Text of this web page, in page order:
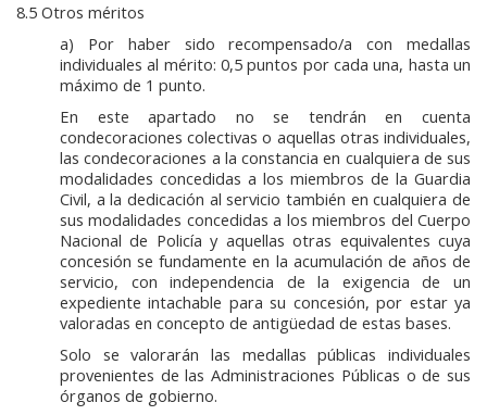
8.5 Otros méritos
a) Por haber sido recompensado/a con medallas
individuales al mérito: 0,5 puntos por cada una, hasta un
máximo de 1 punto.
En este apartado no se tendrán en cuenta
condecoraciones colectivas o aquellas otras individuales,
las condecoraciones a la constancia en cualquiera de sus
modalidades concedidas a los miembros de la Guardia
Civil, a la dedicación al servicio también en cualquiera de
sus modalidades concedidas a los miembros del Cuerpo
Nacional de Policía y aquellas otras equivalentes cuya
concesión se fundamente en la acumulación de años de
servicio, con independencia de la exigencia de un
expediente intachable para su concesión, por estar ya
valoradas en concepto de antigüedad de estas bases.
Solo se valorarán las medallas públicas individuales
provenientes de las Administraciones Públicas o de sus
órganos de gobierno.